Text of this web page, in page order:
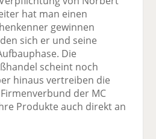
hat man einen
gewinnen
sich er und seine
Die
scheint noch
hinaus vertreiben die
der MC
Produkte auch direkt an